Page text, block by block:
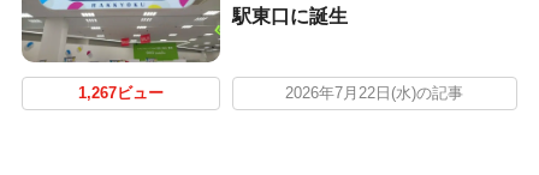
駅東口に誕生
1,267ビュー 2026年7月22日(水)の記事